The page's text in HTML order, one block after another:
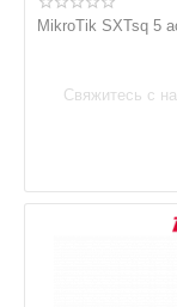
MikroTik SXTsq 5
Свяжитесь с